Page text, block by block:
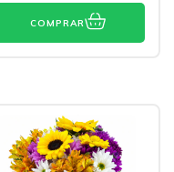
COMPRAR